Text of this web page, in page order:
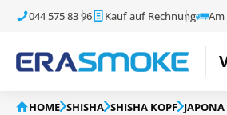
044 575 83 96 Kauf auf Rechnung Am
HOME SHISHA SHISHA KOPF JAPONA